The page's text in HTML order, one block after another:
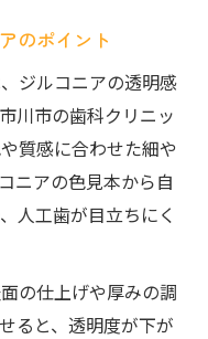
のポイント
ジルコニアの透明感
川市の歯科クリニッ
質感に合わせた細や
ニアの色見本から自
人工歯が目立ちにく
の仕上げや厚みの調
ると、透明度が下が